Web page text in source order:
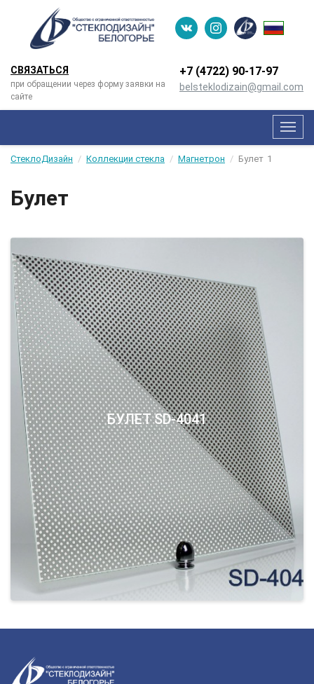
СВЯЗАТЬСЯ
при обращении через форму заявки на
сайте
+7 (4722) 90-­17-­97
belsteklodizain@gmail.com
Меню
СтеклоДизайн Коллекции стекла Магнетрон Булет 1
Булет
БУЛЕТ SD-4041